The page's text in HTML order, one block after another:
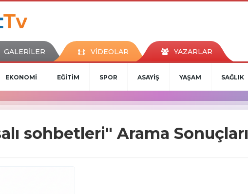
GALERİLER VİDEOLAR YAZARLAR
EKONOMİ EĞİTİM SPOR ASAYİŞ YAŞAM SAĞLIK
sohbetleri" Arama Sonuçları